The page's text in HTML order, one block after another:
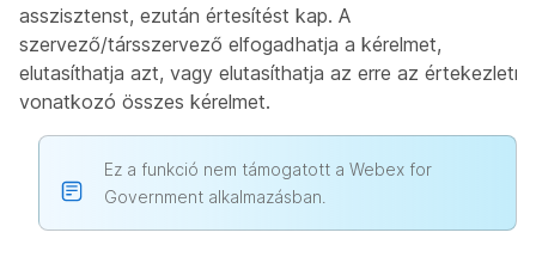
asszisztenst, ezután értesítést kap. A
szervező/társszervező elfogadhatja a kérelmet,
elutasíthatja azt, vagy elutasíthatja az erre az értekezletre
vonatkozó összes kérelmet.
Ez a funkció nem támogatott a Webex for
Government alkalmazásban.